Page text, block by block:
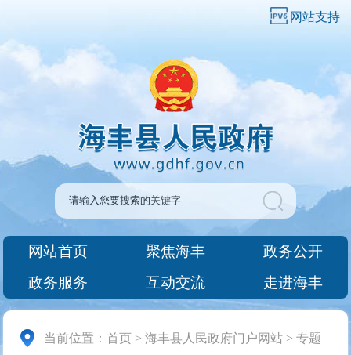
网站支持
网站首页 聚焦海丰
政务公开
政务服务
互动交流 走进海丰
当前位置：首页 >海丰县人民政府门户网站 >专题